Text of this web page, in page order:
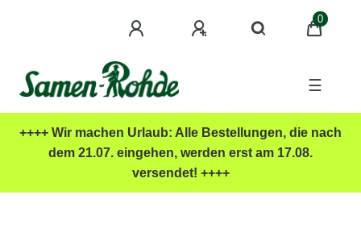
0
☰
++++ Wir machen Urlaub: Alle Bestellungen, die nach
dem 21.07. eingehen, werden erst am 17.08.
versendet! ++++